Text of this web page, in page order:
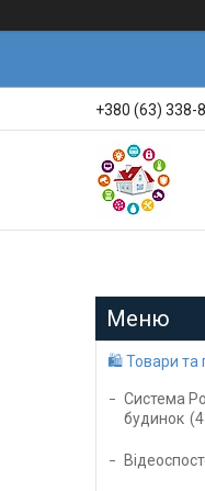
+380 (63) 338-
🛍️ Товари та
Система
будинок